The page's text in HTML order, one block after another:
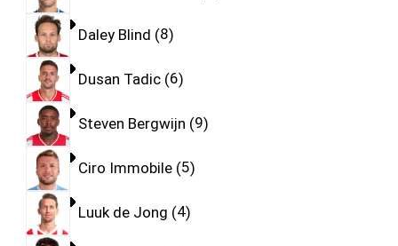
Daley Blind 8
Dusan Tadic 6
Steven Bergwijn 9
Ciro Immobile 5
Luuk de Jong 4